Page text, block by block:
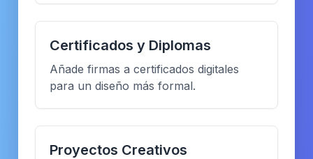
Certificados y Diplomas
Añade firmas a certificados digitales
para un diseño más formal.
Proyectos Creativos